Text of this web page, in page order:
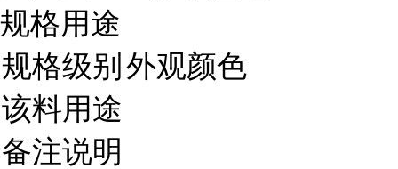
规格用途
规格级别 外观颜色
该料用途
备注说明